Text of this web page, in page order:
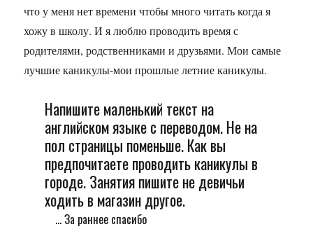
что у меня нет времени чтобы много читать когда я
хожу в школу. И я люблю проводить время с
родителями, родственниками и друзьями. Мои самые
лучшие каникулы-мои прошлые летние каникулы.
Напишите маленький текст на
английском языке с переводом. Не на
пол страницы поменьше. Как вы
предпочитаете проводить каникулы в
городе. Занятия пишите не девичьи
ходить в магазин другое.
... За раннее спасибо